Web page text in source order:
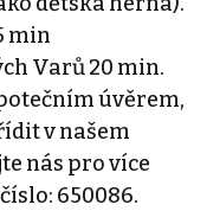
min
Varů 20 min.
úvěrem,
v našem
nás pro více
650086.